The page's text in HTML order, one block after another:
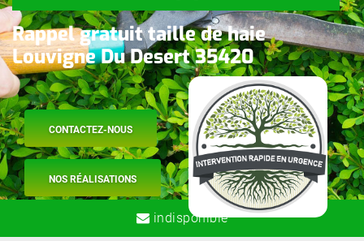
Rappel gratuit taille de haie
Louvigne Du Desert 35420
CONTACTEZ-NOUS
NOS RÉALISATIONS
indisponible